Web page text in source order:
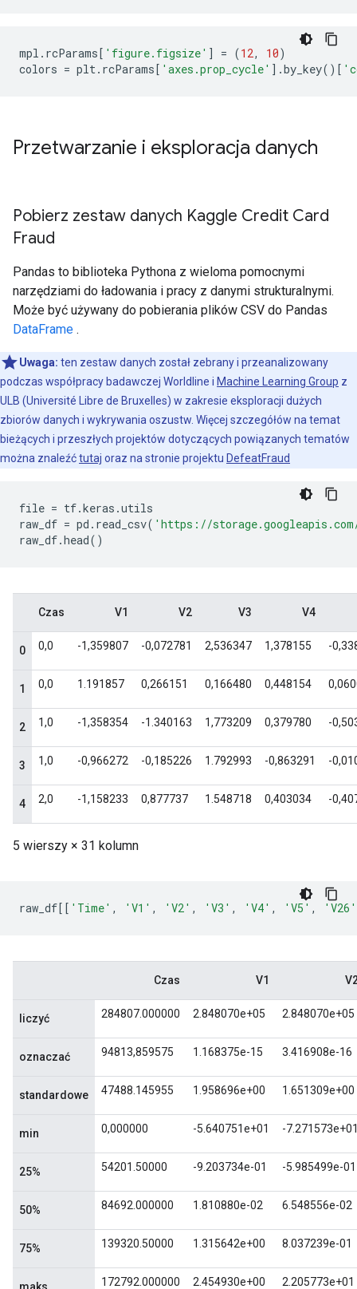
mpl . rcParams[ 'figure.figsize' ] = (12, 10)
colors = plt. rcParams[ 'axes.prop_cycle' ].by_key()[
Przetwarzanie i eksploracja danych
Pobierz zestaw danych Kaggle Credit Card
Fraud
Pandas to biblioteka Pythona z wieloma pomocnymi
narzędziami do ładowania i pracy z danymi strukturalnymi.
Może być używany do pobierania plików CSV do Pandas
DataFrame .
Uwaga: ten zestaw danych został zebrany i przeanalizowany
podczas współpracy badawczej Worldline i Machine Learning Group z
ULB (Université Libre de Bruxelles) w zakresie eksploracji dużych
zbiorów danych i wykrywania oszustw. Więcej szczegółów na temat
bieżących i przeszłych projektów dotyczących powiązanych tematów
można znaleźćtutaj oraz na stronie projektu DefeatFraud
file = tf.keras .utils
raw_df = pd . read_csv( 'https://
raw_df.head()
raw_df[[ 'Time' , 'V1' , 'V2' , 'V3' , 'V4' , 'V5' , 'V26'